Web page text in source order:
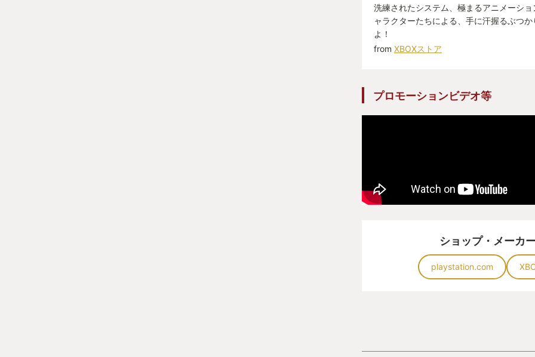
洗練されたシステム、極まるアニメーシ
ャラクターたちによる、手に汗握るぶつ
よ！
from XBOXストア
プロモーションビデオ等
ショップ・メーカ
playstation.com